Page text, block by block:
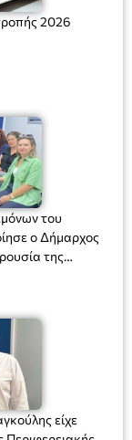
2026
του
ο Δήμαρχος
της
είχε